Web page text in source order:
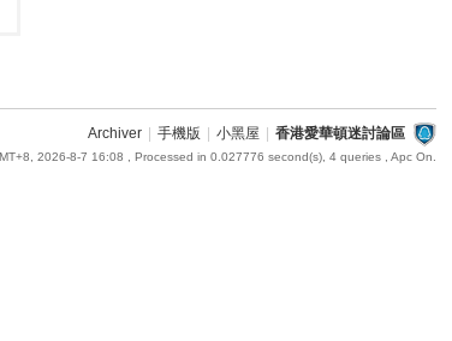
Archiver 手機版 小黑屋 香港愛華頓迷討論區
2026-8-7 16:08 , Processed in 0.027776 second(s), 4 queries , Apc On.